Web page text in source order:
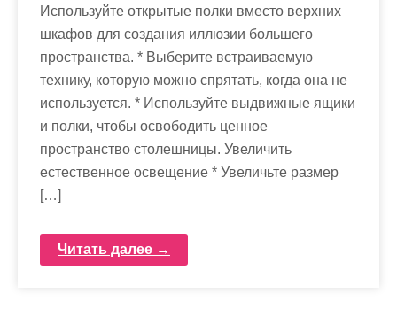
Используйте открытые полки вместо верхних
шкафов для создания иллюзии большего
пространства. * Выберите встраиваемую
технику, которую можно спрятать, когда она не
используется. * Используйте выдвижные ящики
и полки, чтобы освободить ценное
пространство столешницы. Увеличить
естественное освещение * Увеличьте размер
[…]
Читать далее →